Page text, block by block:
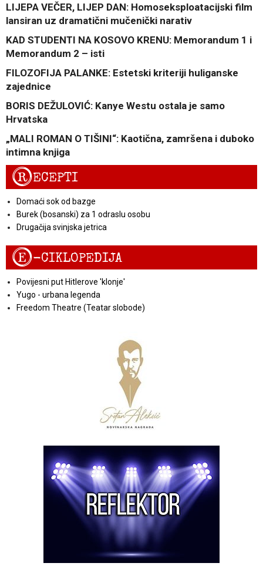
LIJEPA VEČER, LIJEP DAN: Homoseksploatacijski film
lansiran uz dramatični mučenički narativ
KAD STUDENTI NA KOSOVO KRENU: Memorandum 1 i
Memorandum 2 – isti
FILOZOFIJA PALANKE: Estetski kriteriji huliganske
zajednice
BORIS DEŽULOVIĆ: Kanye Westu ostala je samo
Hrvatska
„MALI ROMAN O TIŠINI“: Kaotična, zamršena i duboko
intimna knjiga
RECEPTI
Domaći sok od bazge
Burek (bosanski) za 1 odraslu osobu
Drugačija svinjska jetrica
E-CIKLOPEDIJA
Povijesni put Hitlerove 'klonje'
Yugo - urbana legenda
Freedom Theatre (Teatar slobode)